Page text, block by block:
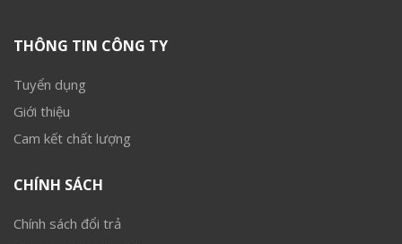
THÔNG TIN CÔNG TY
Tuyển dụng
Giới thiệu
Cam kết chất lượng
CHÍNH SÁCH
Chính sách đổi trả